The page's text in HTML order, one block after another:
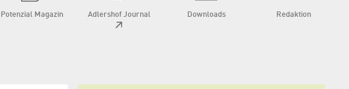
Potenzial Magazin Adlershof Journal Downloads Redaktion